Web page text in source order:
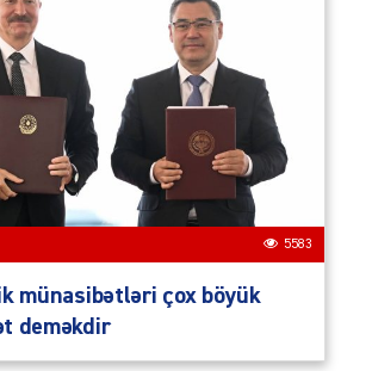
5583
münasibətləri çox böyük
deməkdir